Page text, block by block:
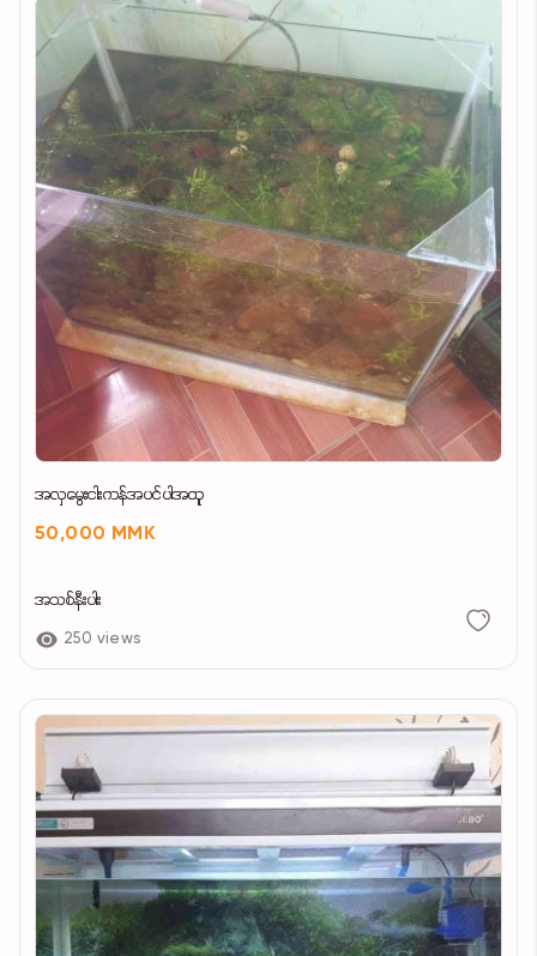
အလှမွေးငါး‌ကန်အပင်ပါအထူ
50,000 MMK
အသစ်နီးပါး
250 views